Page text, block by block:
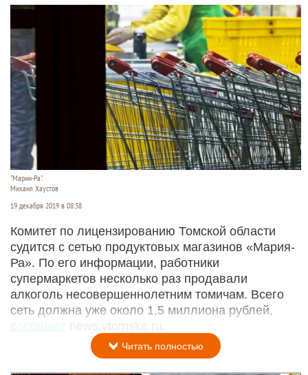
"Марии-Ра".
Михаил Хаустов
19 декабря 2019 в 08:38
Комитет по лицензированию Томской области
судится с сетью продуктовых магазинов «Мария-
Ра». По его информации, работники
супермаркетов несколько раз продавали
алкоголь несовершеннолетним томичам. Всего
сеть должна уже около 1,5 миллиона рублей,
сообщает
news.vtomske.ru.
Читать полностью